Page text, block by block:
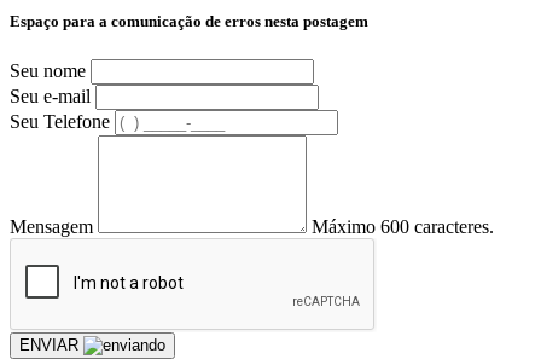
Espaço para a comunicação de erros nesta postagem
Seu nome
Seu e-mail
Seu Telefone
Mensagem Máximo 600 caracteres.
ENVIAR